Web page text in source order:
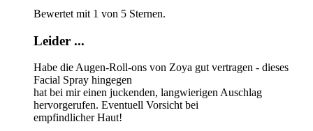
Bewertet mit 1 von 5 Sternen.
Leider ...
Habe die Augen-Roll-ons von Zoya gut vertragen - dieses
Facial Spray hingegen
hat bei mir einen juckenden, langwierigen Auschlag
hervorgerufen. Eventuell Vorsicht bei
empfindlicher Haut!